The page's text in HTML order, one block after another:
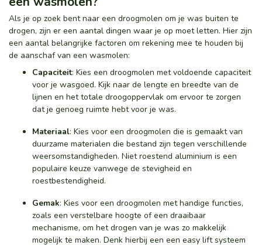
Als je op zoek bent naar een droogmolen om je was buiten te
drogen, zijn er een aantal dingen waar je op moet letten. Hier zijn
een aantal belangrijke factoren om rekening mee te houden bij
de aanschaf van een wasmolen:
Capaciteit: Kies een droogmolen met voldoende capaciteit
voor je wasgoed. Kijk naar de lengte en breedte van de
lijnen en het totale droogoppervlak om ervoor te zorgen
dat je genoeg ruimte hebt voor je was.
Materiaal: Kies voor een droogmolen die is gemaakt van
duurzame materialen die bestand zijn tegen verschillende
weersomstandigheden. Niet roestend aluminium is een
populaire keuze vanwege de stevigheid en
roestbestendigheid.
Gemak: Kies voor een droogmolen met handige functies,
zoals een verstelbare hoogte of een draaibaar
mechanisme, om het drogen van je was zo makkelijk
mogelijk te maken. Denk hierbij een een easy lift systeem